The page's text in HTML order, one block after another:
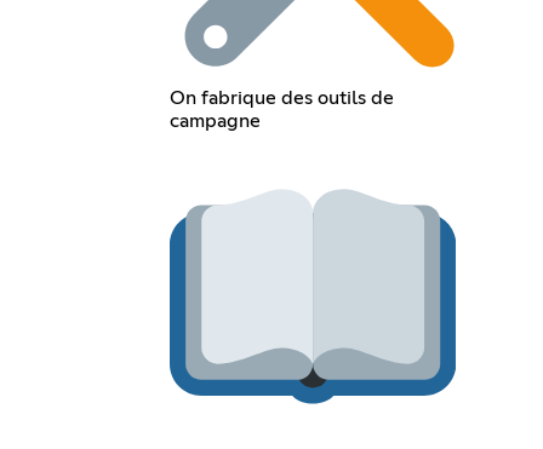
On fabrique des outils de
campagne